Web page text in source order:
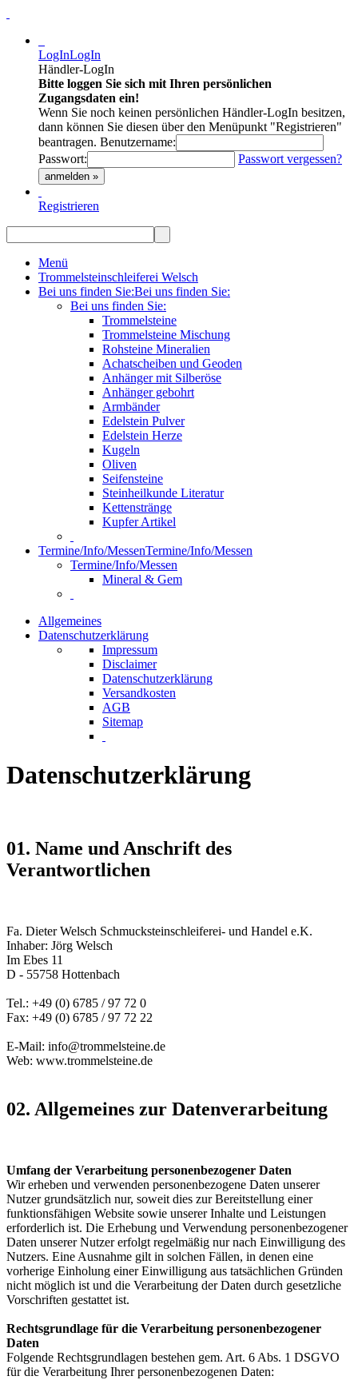
LogInLogIn
Händler-LogIn
Bitte loggen Sie sich mit Ihren persönlichen
Zugangsdaten ein!
Wenn Sie noch keinen persönlichen Händler-LogIn besitzen,
dann können Sie diesen über den Menüpunkt "Registrieren"
beantragen. Benutzername:
Passwort:
Passwort vergessen?
anmelden »
Registrieren
Menü
Trommelsteinschleiferei Welsch
Bei uns finden Sie:Bei uns finden Sie:
Bei uns finden Sie:
Trommelsteine
Trommelsteine Mischung
Rohsteine Mineralien
Achatscheiben und Geoden
Anhänger mit Silberöse
Anhänger gebohrt
Armbänder
Edelstein Pulver
Edelstein Herze
Kugeln
Oliven
Seifensteine
Steinheilkunde Literatur
Kettenstränge
Kupfer Artikel
Termine/Info/MessenTermine/Info/Messen
Termine/Info/Messen
Mineral & Gem
Allgemeines
Datenschutzerklärung
Impressum
Disclaimer
Datenschutzerklärung
Versandkosten
AGB
Sitemap
Datenschutzerklärung
01. Name und Anschrift des
Verantwortlichen
Fa. Dieter Welsch Schmucksteinschleiferei- und Handel e.K.
Inhaber: Jörg Welsch
Im Ebes 11
D - 55758 Hottenbach
Tel.: +49 (0) 6785 / 97 72 0
Fax: +49 (0) 6785 / 97 72 22
E-Mail: info@trommelsteine.de
Web: www.trommelsteine.de
02. Allgemeines zur Datenverarbeitung
Umfang der Verarbeitung personenbezogener Daten
Wir erheben und verwenden personenbezogene Daten unserer
Nutzer grundsätzlich nur, soweit dies zur Bereitstellung einer
funktionsfähigen Website sowie unserer Inhalte und Leistungen
erforderlich ist. Die Erhebung und Verwendung personenbezogener
Daten unserer Nutzer erfolgt regelmäßig nur nach Einwilligung des
Nutzers. Eine Ausnahme gilt in solchen Fällen, in denen eine
vorherige Einholung einer Einwilligung aus tatsächlichen Gründen
nicht möglich ist und die Verarbeitung der Daten durch gesetzliche
Vorschriften gestattet ist.
Rechtsgrundlage für die Verarbeitung personenbezogener
Daten
Folgende Rechtsgrundlagen bestehen gem. Art. 6 Abs. 1 DSGVO
für die Verarbeitung Ihrer personenbezogenen Daten: